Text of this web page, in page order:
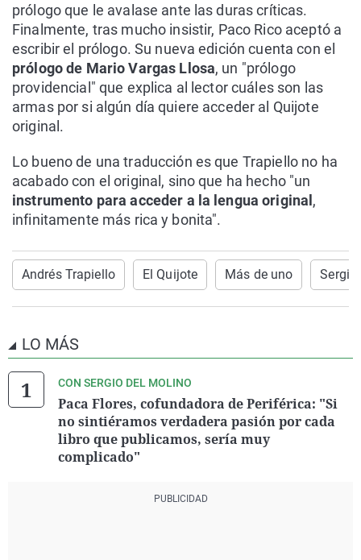
prólogo que le avalase ante las duras críticas.
Finalmente, tras mucho insistir, Paco Rico aceptó a
escribir el prólogo. Su nueva edición cuenta con el
prólogo de Mario Vargas Llosa, un "prólogo
providencial" que explica al lector cuáles son las
armas por si algún día quiere acceder al Quijote
original.
Lo bueno de una traducción es que Trapiello no ha
acabado con el original, sino que ha hecho "un
instrumento para acceder a la lengua original ,
infinitamente más rica y bonita".
Andrés Trapiello El Quijote Más de uno
LO MÁS
CON SERGIO DEL MOLINO
Paca Flores, cofundadora de Periférica: "Si
no sintiéramos verdadera pasión por cada
libro que publicamos, sería muy
complicado"